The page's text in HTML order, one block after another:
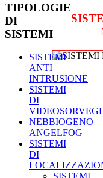
TIPOLOGIE
DI
SISTEMI
SISTEMI
ANTI
INTRUSIONE
SISTEMI
DI
NEBBIOGENO
ANGELFOG
SISTEMI
DI